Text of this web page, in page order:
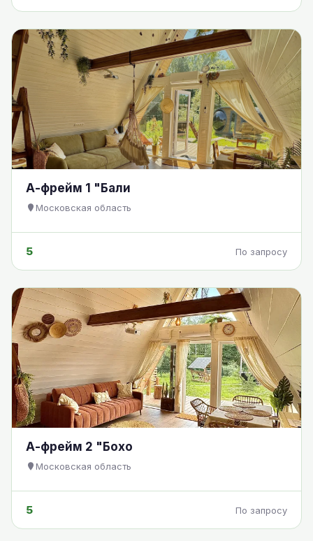
А-фрейм 1 "Бали
Московская область
5 По запросу
А-фрейм 2 "Бохо
Московская область
5 По запросу